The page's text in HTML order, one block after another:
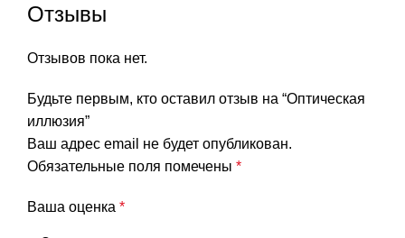
Отзывы
Отзывов пока нет.
Будьте первым, кто оставил отзыв на “Оптическая
иллюзия”
Ваш адрес email не будет опубликован.
Обязательные поля помечены *
Ваша оценка *